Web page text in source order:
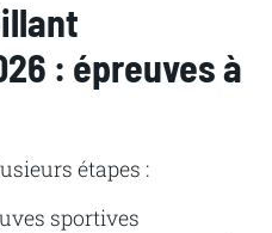
: épreuves à
étapes :
sportives